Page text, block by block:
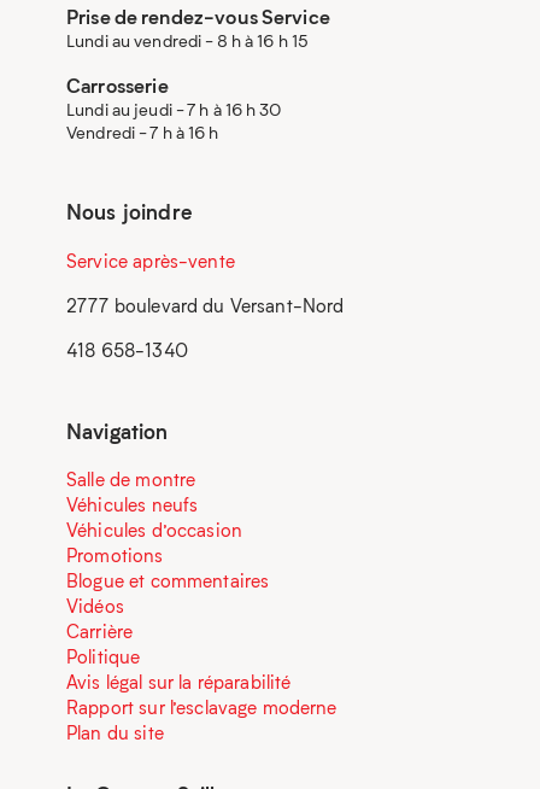
Prise de rendez-vous Service
Lundi au vendredi - 8 h à 16 h 15
Carrosserie
Lundi au jeudi - 7 h à 16 h 30
Vendredi - 7 h à 16 h
Nous joindre
Service après-vente
2777 boulevard du Versant-Nord
418 658-1340
Navigation
Salle de montre
Véhicules neufs
Véhicules d’occasion
Promotions
Blogue et commentaires
Vidéos
Carrière
Politique
Avis légal sur la réparabilité
Rapport sur l’esclavage moderne
Plan du site